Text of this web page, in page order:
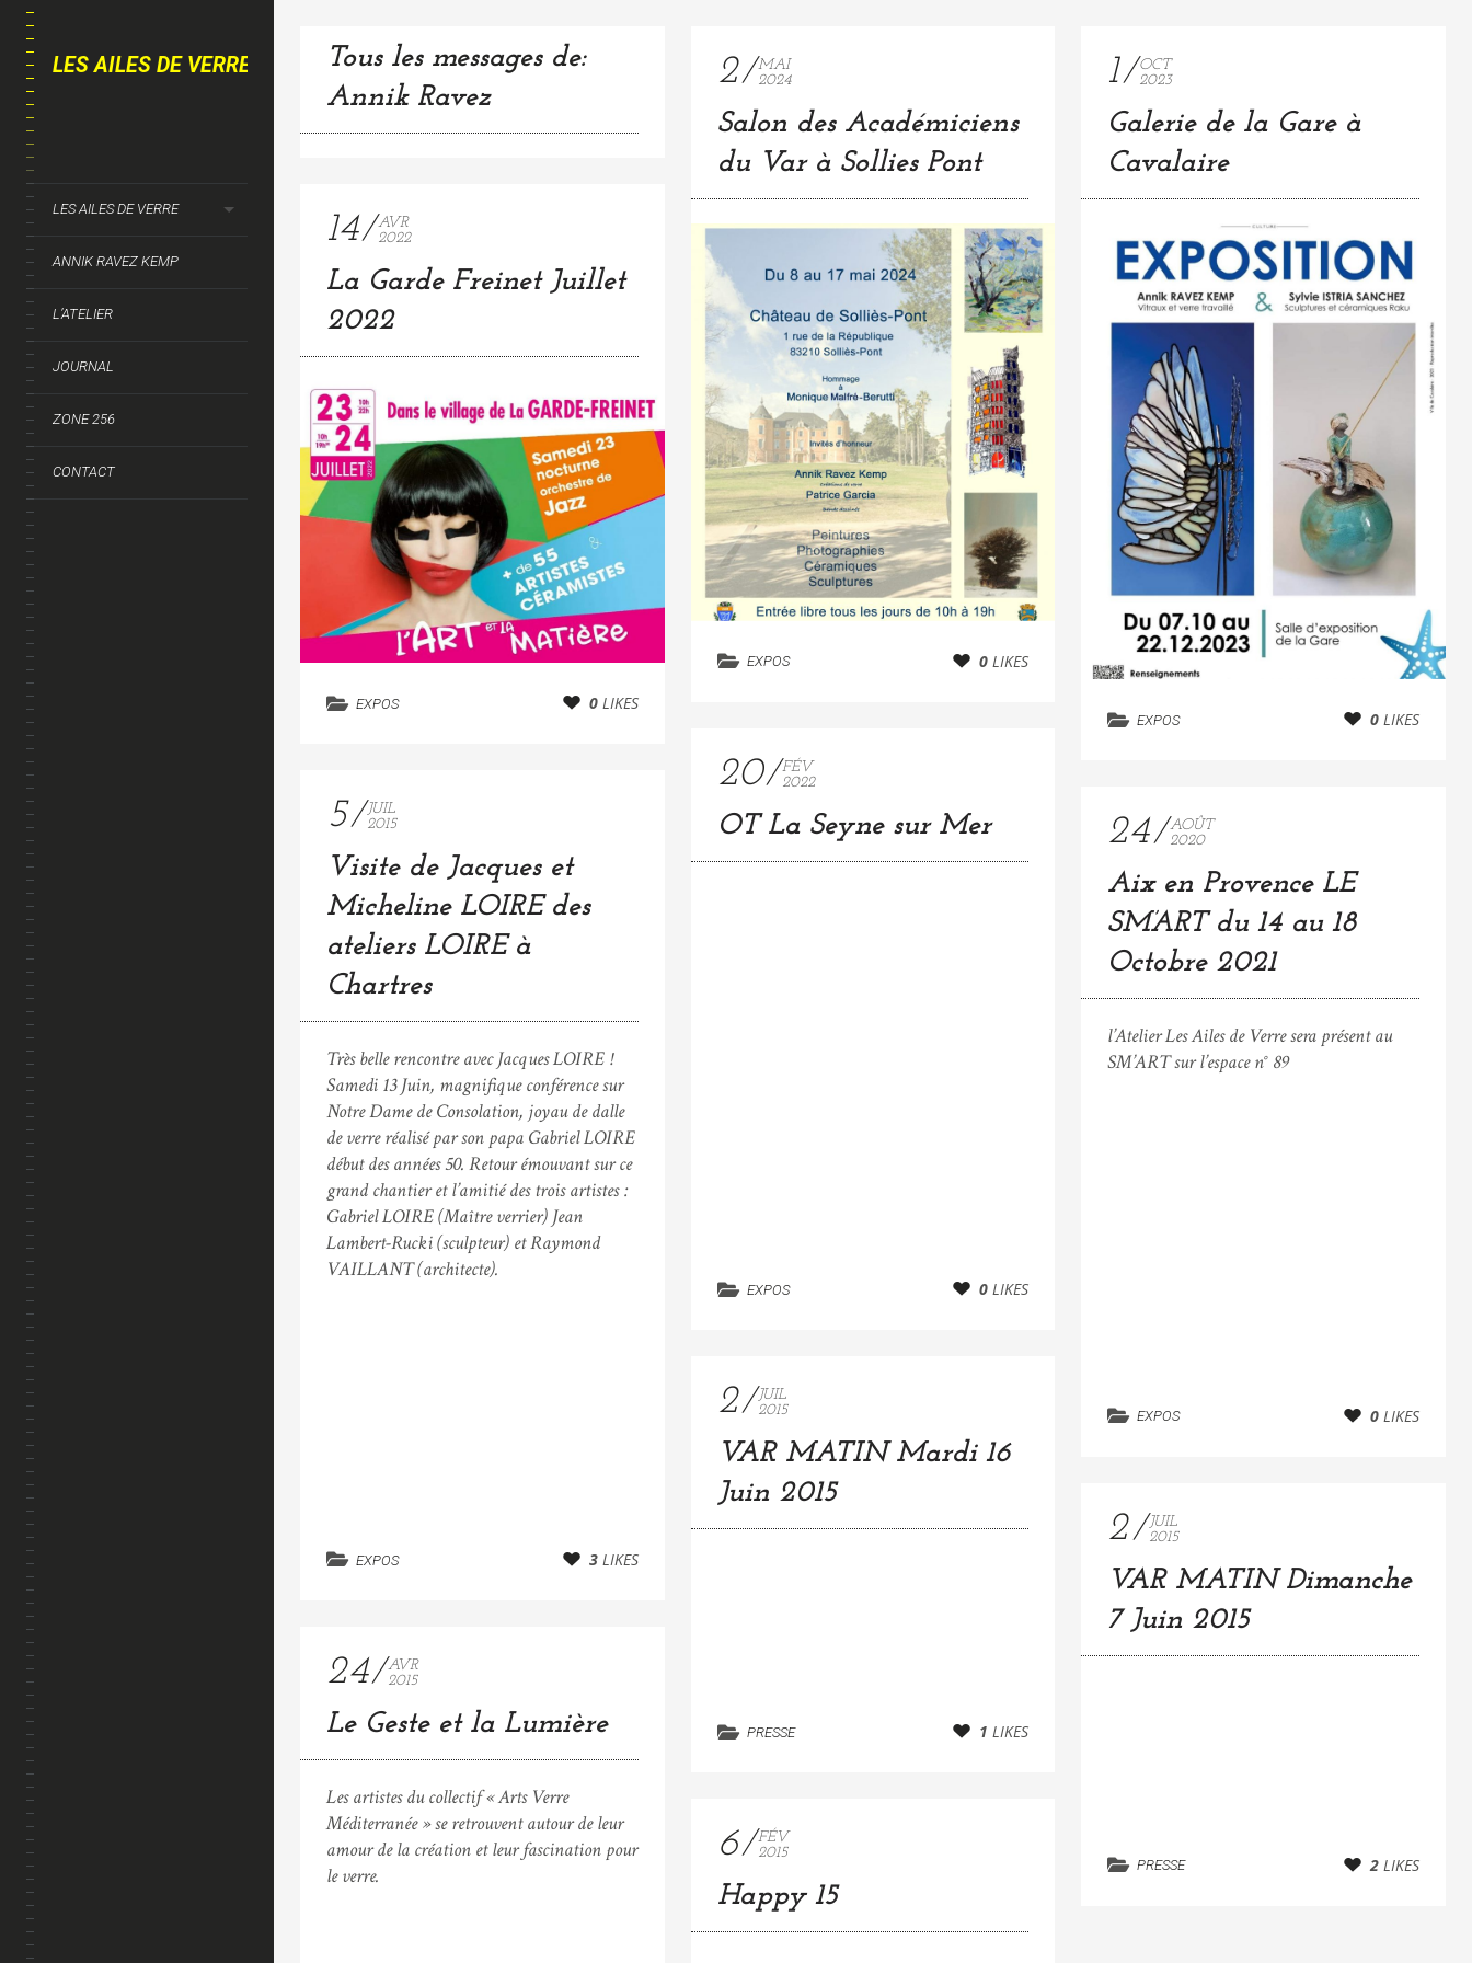
LES AILES DE VERRE
LES AILES DE VERRE
ANNIK RAVEZ KEMP
L’ATELIER
JOURNAL
ZONE 256
CONTACT
Tous les messages de:
Annik Ravez
14
AVR
2022
La Garde Freinet Juillet
2022
EXPOS 0LIKES
5
JUIL
2015
Visite de Jacques et
Micheline LOIRE des
ateliers LOIRE à
Chartres
Très belle rencontre avec Jacques LOIRE !
Samedi 13 Juin, magnifique conférence sur
Notre Dame de Consolation, joyau de dalle
de verre réalisé par son papa Gabriel LOIRE
début des années 50. Retour émouvant sur ce
grand chantier et l’amitié des trois artistes :
Gabriel LOIRE (Maître verrier) Jean
Lambert-Rucki (sculpteur) et Raymond
VAILLANT (architecte).
EXPOS 3LIKES
24
AVR
2015
Le Geste et la Lumière
Les artistes du collectif « Arts Verre
Méditerranée » se retrouvent autour de leur
amour de la création et leur fascination pour
le verre.
2
MAI
2024
Salon des Académiciens
du Var à Sollies Pont
EXPOS 0 LIKES
20
FÉV
2022
OT La Seyne sur Mer
EXPOS 0 LIKES
2
JUIL
2015
VAR MATIN Mardi 16
Juin 2015
PRESSE 1 LIKES
6
FÉV
2015
Happy 15
1
OCT
2023
Galerie de la Gare à
Cavalaire
EXPOS 0LIKES
24
AOÛT
2020
Aix en Provence LE
SM’ART du 14 au 18
Octobre 2021
l’Atelier Les Ailes de Verre sera présent au
SM’ART sur l’espace n° 89
EXPOS 0LIKES
2
JUIL
2015
VAR MATIN Dimanche
7 Juin 2015
PRESSE 2LIKES